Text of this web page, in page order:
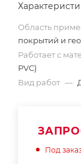
Область
покрытий и
Работает с
PVC)
Вид работ —
Под